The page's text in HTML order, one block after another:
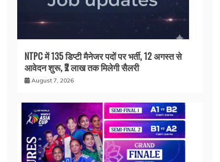
NTPC में 135 डिप्टी मैनेजर पदों पर भर्ती, 12 अगस्त से
आवेदन शुरू, ₹2 लाख तक मिलेगी सैलरी
August 7, 2026